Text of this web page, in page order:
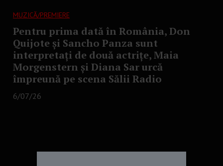
MUZICĂ/PREMIERE
Pentru prima dată în România, Don
Quijote și Sancho Panza sunt
interpretați de două actrițe, Maia
Morgenstern și Diana Sar urcă
împreună pe scena Sălii Radio
6/07/26